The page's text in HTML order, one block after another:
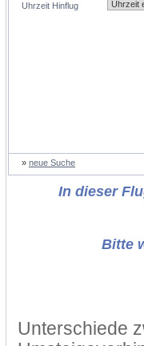
Uhrzeit Hinflug
» neue Suche
In dieser
Bitte
Unterschiede